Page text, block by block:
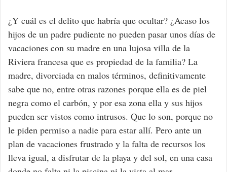
¿Y cuál es el delito que habría que ocultar? ¿Acaso los
hijos de un padre pudiente no pueden pasar unos días de
vacaciones con su madre en una lujosa villa de la
Riviera francesa que es propiedad de la familia? La
madre, divorciada en malos términos, definitivamente
sabe que no, entre otras razones porque ella es de piel
negra como el carbón, y por esa zona ella y sus hijos
pueden ser vistos como intrusos. Que lo son, porque no
le piden permiso a nadie para estar allí. Pero ante un
plan de vacaciones frustrado y la falta de recursos los
lleva igual, a disfrutar de la playa y del sol, en una casa